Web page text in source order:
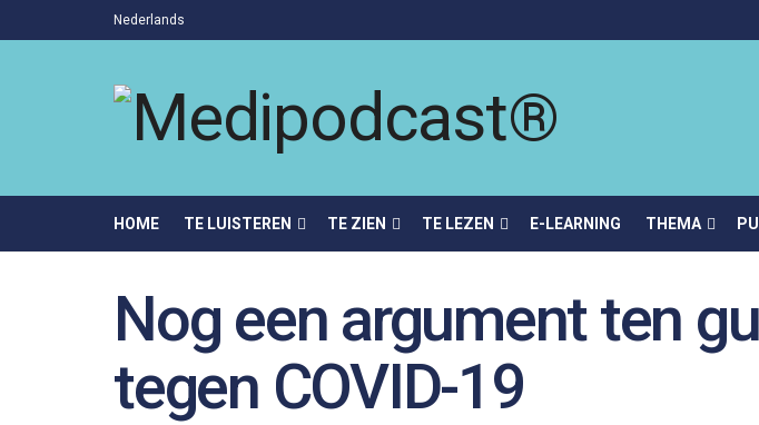
Nederlands
HOME TE LUISTEREN TE ZIEN TE LEZEN E-LEARNING THEMA
Nog een argument ten
tegen COVID-19